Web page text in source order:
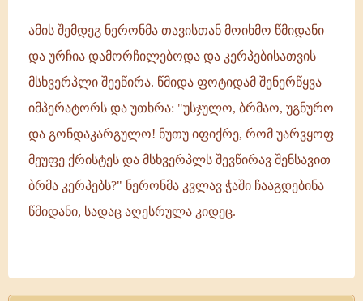
ამის შემდეგ ნერონმა თავისთან მოიხმო წმიდანი
და ურჩია დამორჩილებოდა და კერპებისათვის
მსხვერპლი შეეწირა. წმიდა ფოტიდამ შენერწყვა
იმპერატორს და უთხრა: "უსჯულო, ბრმაო, უგნურო
და გონდაკარგულო! ნუთუ იფიქრე, რომ უარვყოფ
მეუფე ქრისტეს და მსხვერპლს შევწირავ შენსავით
ბრმა კერპებს?" ნერონმა კვლავ ჭაში ჩააგდებინა
წმიდანი, სადაც აღესრულა კიდეც.